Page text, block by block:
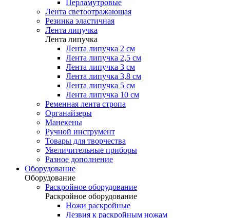
Перламутровые
Лента светоотражающая
Резинка эластичная
Лента липучка
Лента липучка
Лента липучка 2 см
Лента липучка 2,5 см
Лента липучка 3 см
Лента липучка 3,8 см
Лента липучка 5 см
Лента липучка 10 см
Ременная лента стропа
Органайзеры
Манекены
Ручной инструмент
Товары для творчества
Увеличительные приборы
Разное дополнение
Оборудование
Оборудование
Раскройное оборудование
Раскройное оборудование
Ножи раскройные
Лезвия к раскройным ножам